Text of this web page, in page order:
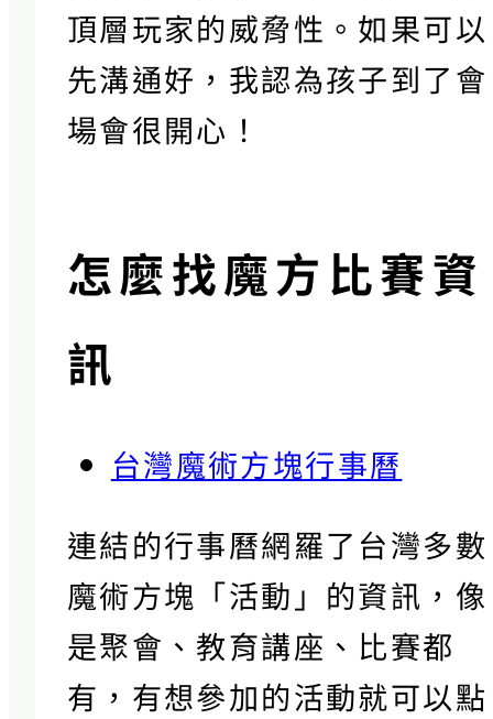
頂層玩家的威脅性。如果可以
先溝通好，我認為孩子到了會
場會很開心！
怎麼找魔方比賽資
訊
台灣魔術方塊行事曆
連結的行事曆網羅了台灣多數
魔術方塊「活動」的資訊，像
是聚會、教育講座、比賽都
有，有想參加的活動就可以點